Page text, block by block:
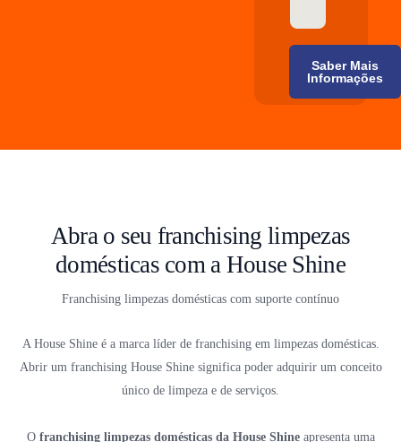
Saber Mais
Informações
Abra o seu franchising limpezas
domésticas com a House Shine
Franchising limpezas domésticas com suporte contínuo
A House Shine é a marca líder de franchising em limpezas domésticas.
Abrir um franchising House Shine significa poder adquirir um conceito
único de limpeza e de serviços.
O franchising limpezas domésticas da House Shineapresenta uma